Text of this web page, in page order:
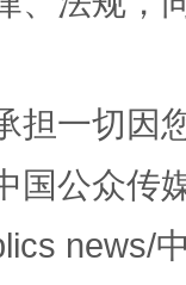
担一切因
国公众传
news/